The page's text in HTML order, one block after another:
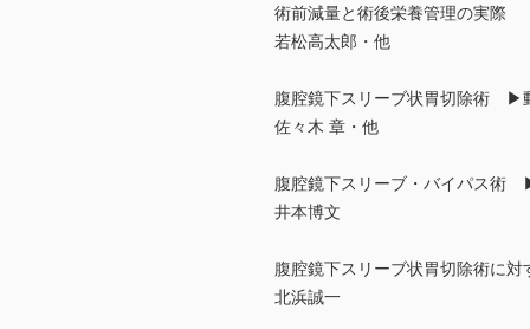
術前減量と術後栄養管理の実際
若松高太郎・他
腹腔鏡下スリーブ状胃切除術 ▶
佐々木 章・他
腹腔鏡下スリーブ・バイパス術
井本博文
腹腔鏡下スリーブ状胃切除術に
北浜誠一